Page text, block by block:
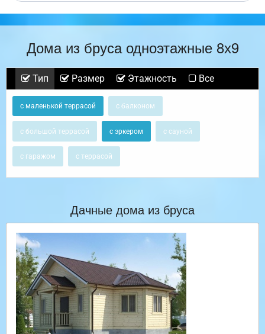
Дома из бруса одноэтажные 8х9
Тип Размер Этажность Все
с маленькой террасой с балконом
с большой террасой с эркером с сауной
с гаражом с террасой
Дачные дома из бруса